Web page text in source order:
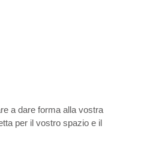
a dare forma alla vostra
per il vostro spazio e il